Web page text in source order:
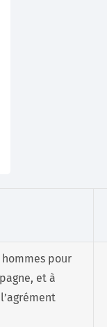
hommes pour
et à